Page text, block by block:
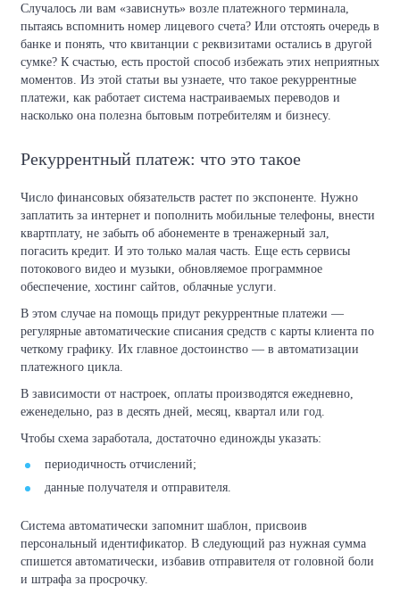
Случалось ли вам «зависнуть» возле платежного терминала,
пытаясь вспомнить номер лицевого счета? Или отстоять очередь в
банке и понять, что квитанции с реквизитами остались в другой
сумке? К счастью, есть простой способ избежать этих неприятных
моментов. Из этой статьи вы узнаете, что такое рекуррентные
платежи, как работает система настраиваемых переводов и
насколько она полезна бытовым потребителям и бизнесу.
Рекуррентный платеж: что это такое
Число финансовых обязательств растет по экспоненте. Нужно
заплатить за интернет и пополнить мобильные телефоны, внести
квартплату, не забыть об абонементе в тренажерный зал,
погасить кредит. И это только малая часть. Еще есть сервисы
потокового видео и музыки, обновляемое программное
обеспечение, хостинг сайтов, облачные услуги.
В этом случае на помощь придут рекуррентные платежи —
регулярные автоматические списания средств с карты клиента по
четкому графику. Их главное достоинство — в автоматизации
платежного цикла.
В зависимости от настроек, оплаты производятся ежедневно,
еженедельно, раз в десять дней, месяц, квартал или год.
Чтобы схема заработала, достаточно единожды указать:
периодичность отчислений;
данные получателя и отправителя.
Система автоматически запомнит шаблон, присвоив
персональный идентификатор. В следующий раз нужная сумма
спишется автоматически, избавив отправителя от головной боли
и штрафа за просрочку.